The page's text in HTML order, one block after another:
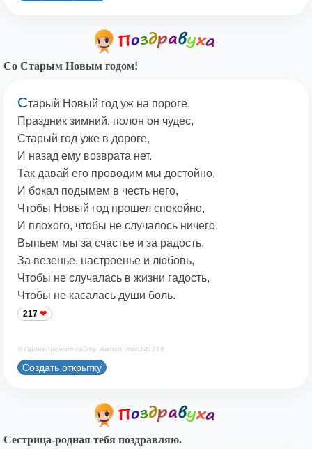
Со Старым Новым годом!
Старый Новый год уж на пороге,
Праздник зимний, полон он чудес,
Старый год уже в дороге,
И назад ему возврата нет.
Так давай его проводим мы достойно,
И бокал подымем в честь него,
Чтобы Новый год прошел спокойно,
И плохого, чтобы не случалось ничего.
Выпьем мы за счастье и за радость,
За везенье, настроенье и любовь,
Чтобы не случалась в жизни гадость,
Чтобы не касалась души боль.
217
© Принадлежит сайту. Автор: mari141219
Создать открытку
Сестрица-родная тебя поздравляю.